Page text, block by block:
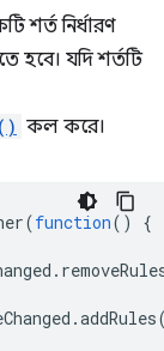
শর্ত নির্ধারণ
যদি শর্তটি
কল করে।
(function()
{
.
.addRules